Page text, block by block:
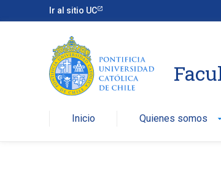
Ir al sitio UC
Inicio Quienes somos arrow_drop_down